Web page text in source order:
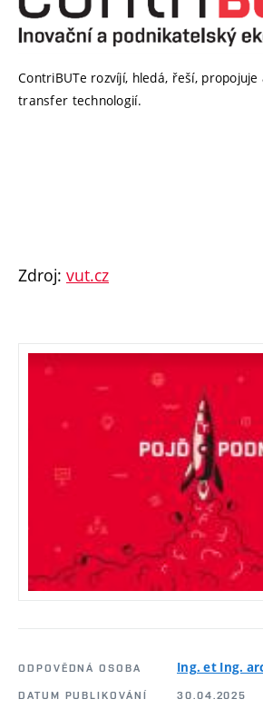
ContriBUTe rozvíjí, hledá, řeší,
transfer technologií.
Zdroj: vut.cz
ODPOVĚDNÁ OSOBA Ing. et Ing.
DATUM PUBLIKOVÁNÍ 30.04.2025